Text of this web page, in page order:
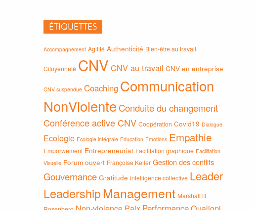
ÉTIQUETTES
Accompagnement Agilité Authenticité Bien-être au travail
Citoyenneté CNV CNV au travail CNV en entreprise
CNV suspendue Coaching Communication
NonViolenteConduite du changement
Conférence active CNV Coopération Covid19 Dialogue
Ecologie Ecologie intégrale Education Emotions Empathie
Emporwement Entrepreneuriat Facilitation graphique Facilitation
Visuelle Forum ouvert Françoise Keller Gestion des conflits
Gouvernance Gratitude intelligence collective Leader
LeadershipManagement Marshall B